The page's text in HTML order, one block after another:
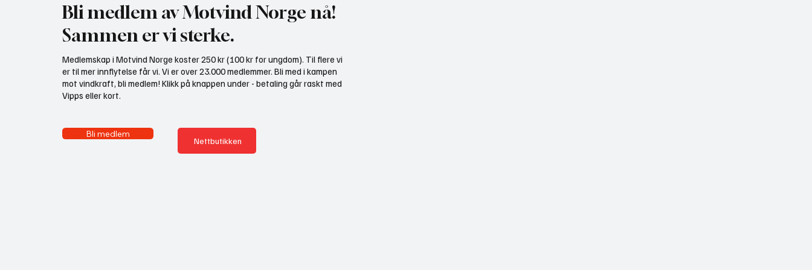
Bli medlem av Motvind Norge nå!
Sammen er vi sterke.
Medlemskap i Motvind Norge koster 250 kr (100 kr for ungdom). Til flere vi
er til mer innflytelse får vi. Vi er over 23.000 medlemmer. Bli med i kampen
mot vindkraft, bli medlem! Klikk på knappen under - betaling går raskt med
Vipps eller kort.
Bli medlem
Nettbutikken